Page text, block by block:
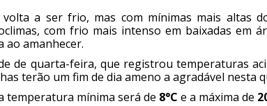
a ser frio, mas com mínimas mais altas
com frio mais intenso em baixadas em
ao amanhecer.
de quarta-feira, que registrou temperaturas
terão um fim de dia ameno a agradável nesta
temperatura mínima será de 8°C e a máxima de